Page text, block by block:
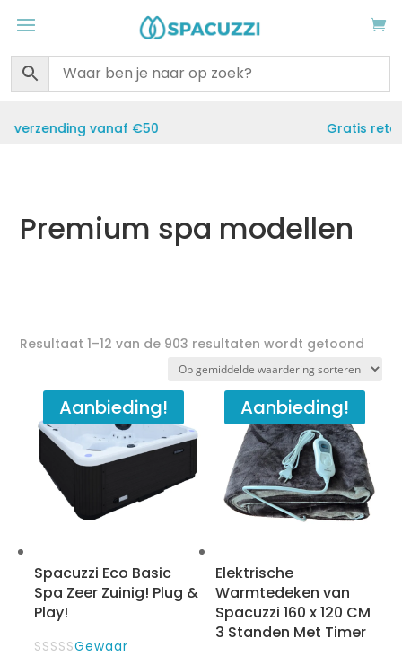
Gratis retourneren binnen 30 dagen
Premium spa modellen
Resultaat 1–12 van de 903 resultaten wordt getoond
op
Aanbieding!
Spacuzzi Eco Basic
Spa Zeer Zuinig! Plug &
Play!
Gewaar
Aanbieding!
Elektrische
Warmtedeken van
Spacuzzi 160 x 120 CM
3 Standen Met Timer